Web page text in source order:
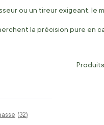
ou un tireur exigeant, le
la précision pure en
32
articles
Produits